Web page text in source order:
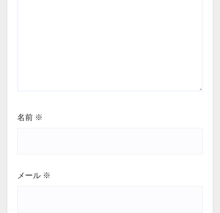
名前 ※
メール ※